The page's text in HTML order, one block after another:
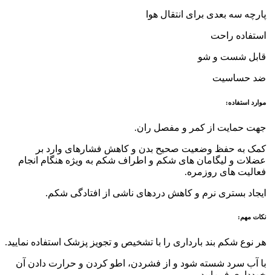
پارچه سه بعدی برای انتقال هوا
استفاده راحت
قابل شست و شو
ضد حساسیت
موارد استفاده:
جهت حمایت از کمر و مفصل ران.
کمک به حفظ وضعیت صحیح بدن و کاهش فشارهای وارد بر
عضلات و لیگامان های شکم و اطراف شکم به ویژه هنگام انجام
فعالیت های روزمره.
ایجاد بستری نرم و کاهش دردهای ناشی از افتادگی شکم.
نکات مهم:
هر نوع شکم بند بارداری را با تشخیص و تجویز پزشک استفاده نمایید.
با آب سرد شسته شود و از فشردن، اطو کردن و حرارت دادن آن